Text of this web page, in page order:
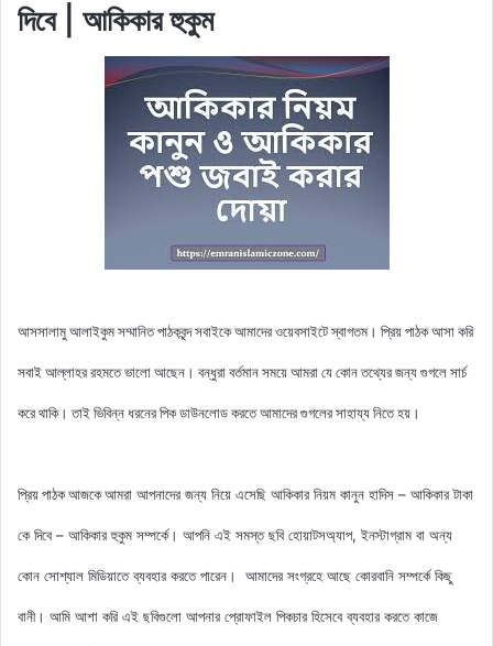
দিবে | আকিকার হুকুম
আসসালামু আলাইকুম সম্মানিত পাঠকবৃন্দ সবাইকে আমাদের ওয়েবসাইটে স্বাগতম। প্রিয় পাঠক আসা করি
সবাই আল্লাহর রহমতে ভালো আছেন। বন্ধুরা বর্তমান সময়ে আমরা যে কোন তথ্যের জন্য গুগলে সার্চ
করে থাকি। তাই ভিবিন্ন ধরনের পিক ডাউনলোড করতে আমাদের গুগলের সাহায্য নিতে হয়।
প্রিয় পাঠক আজকেআমরা আপনাদের জন্য নিয়ে এসেছি আকিকার নিয়ম কানুন হাদিস – আকিকার টাকা
কে দিবে – আকিকার হুকুম সম্পর্কে। আপনি এই সমস্ত ছবি হোয়াটসঅ্যাপ, ইনস্টাগ্রাম বা অন্য
কোন সোশ্যাল মিডিয়াতে ব্যবহার করতে পারেন। আমাদের সংগ্রহে আছে কোরবানি সম্পর্কে কিছু
বানী। আমি আশা করি এই ছবিগুলো আপনার প্রোফাইল পিকচার হিসেবে ব্যবহার করতে কাজে